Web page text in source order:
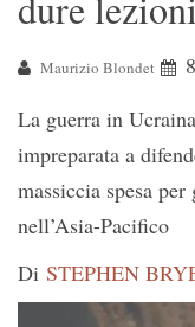
Maurizio Blondet
La guerra in
impreparata a
massiccia spesa
nell’Asia-Pacifico
Di STEPHEN